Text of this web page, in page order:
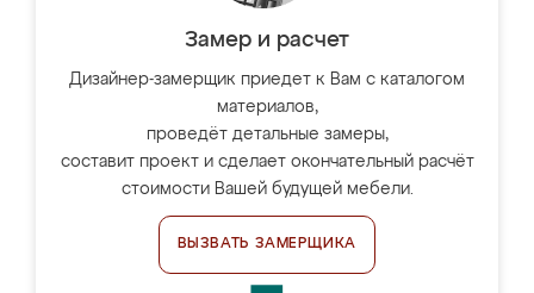
Замер и расчет
Дизайнер-замерщик приедет к Вам с каталогом
материалов,
проведёт детальные замеры,
составит проект и сделает окончательный расчёт
стоимости Вашей будущей мебели.
ВЫЗВАТЬ ЗАМЕРЩИКА